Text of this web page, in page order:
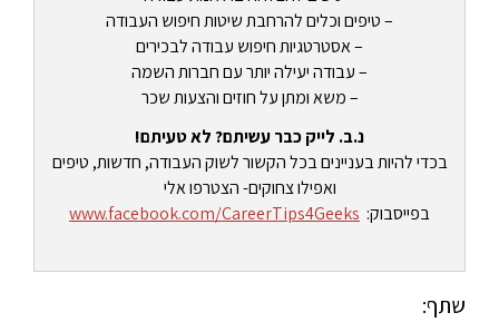
– טיפים וכלים להרחבת שיטות חיפוש העבודה
– אסטרטגיות חיפוש עבודה לבכירים
– עבודה יעילה יותר עם חברות השמה
– משא ומתן על חוזים והצעות שכר
נ.ב. לייק כבר עשיתם? לא טעיתם!
בכדי להיות בעניינים בכל הקשור לשוק העבודה, חדשות, טיפים
ואפילו צחוקים- הצטרפו אלי
בפייסבוק: www.facebook.com/CareerTips4Geeks
שתף: